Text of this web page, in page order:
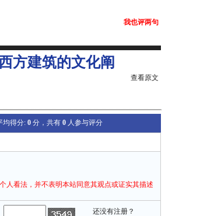
我也评两句
方建筑的文化阐
查看原文
均得分: 0 分，共有 0 人参与评分
人看法，并不表明本站同意其观点或证实其描述
还没有注册？